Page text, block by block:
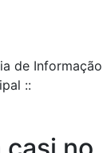
de Informação
::